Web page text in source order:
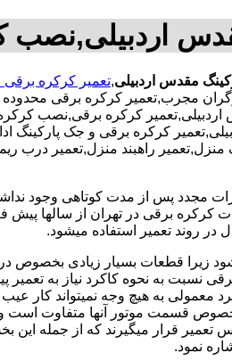
اردبیلی,نصب
مقدس اردبیلی,تعمیر کرکره
کرکره برقی,نصب
کرکره برقی و جک پارکینگ
منزل,تعمیر راهبند منزل,تعمیر
مجدد پس از مدت کوتاهی وجود
کرکره برقی در تهران از سالها پیش
در روند تعمیر استفاده میشود.
شود زیرا قطعات بسیار زیادی
نسبت به نحوه کاکرد نیاز به تعمیر
به هیچ وجه نمیتواند کار عیب
قسمت موتور آنها متفاوت است و
قرار میگیرند که از جمله این